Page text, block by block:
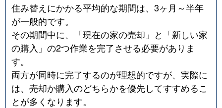
住み替えにかかる平均的な期間は、3ヶ月～半年
が一般的です。
その期間中に、「現在の家の売却」と「新しい家
の購入」の2つ作業を完了させる必要がありま
す。
両方が同時に完了するのが理想的ですが、実際に
は、売却か購入のどちらかを優先してすすめるこ
とが多くなります。